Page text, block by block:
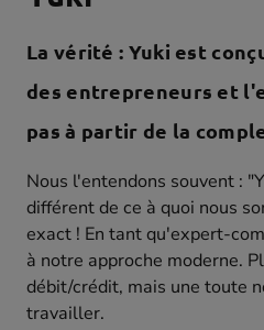
La vérité : Yuki est
des entrepreneurs et
pas à partir de la
Nous l'entendons souvent :
différent de ce à quoi nous
exact ! En tant qu'expert-
à notre approche moderne.
débit/crédit, mais une toute
travailler.